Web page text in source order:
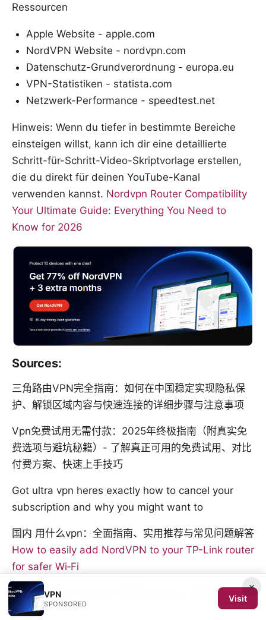
Ressourcen
Apple Website - apple.com
NordVPN Website - nordvpn.com
Datenschutz-Grundverordnung - europa.eu
VPN-Statistiken - statista.com
Netzwerk-Performance - speedtest.net
Hinweis: Wenn du tiefer in bestimmte Bereiche
einsteigen willst, kann ich dir eine detaillierte
Schritt-für-Schritt-Video-Skriptvorlage erstellen,
die du direkt für deinen YouTube-Kanal
verwenden kannst. Nordvpn Router Compatibility
Your Ultimate Guide: Everything You Need to
Know for 2026
Sources:
三角路由VPN完全指南：如何在中国稳定实现隐私保
护、解锁区域内容与快速连接的详细步骤与注意事项
Vpn免费试用无需付款：2025年终极指南（附真实免
费选项与避坑秘籍）- 了解真正可用的免费试用、对比
付费方案、快速上手技巧
Got ultra vpn heres exactly how to cancel your
subscription and why you might want to
国内 用什么vpn：全面指南、实用推荐与常见问题解答
How to easily add NordVPN to your TP-Link router
for safer Wi‑Fi
Nhkプラスをnordvpnで視聴する方法：海外からのア
クセス
×
VPN
SPONSORED
Visit